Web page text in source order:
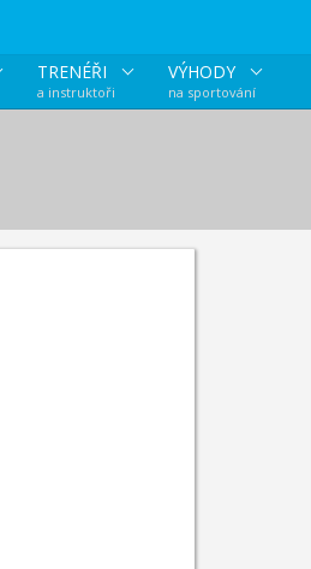
TRENÉŘI
a instruktoři
VÝHODY
na sportování